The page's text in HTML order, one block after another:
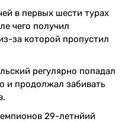
в первых шести турах
чего получил
за которой пропустил
регулярно попадал
и продолжал забивать
29-летнйий